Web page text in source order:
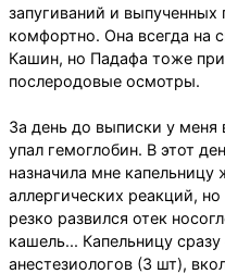
запугиваний и выпученных
комфортно. Она всегда на
Кашин, но Падафа тоже
послеродовые осмотры.
За день до выписки у меня
упал гемоглобин. В этот
назначила мне
аллергических реакций,
резко развился отек
кашель... Капельницу
анестезиологов (3 шт),